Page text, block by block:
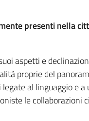
presenti nella
aspetti e
proprie del
al linguaggio e
le collaborazioni